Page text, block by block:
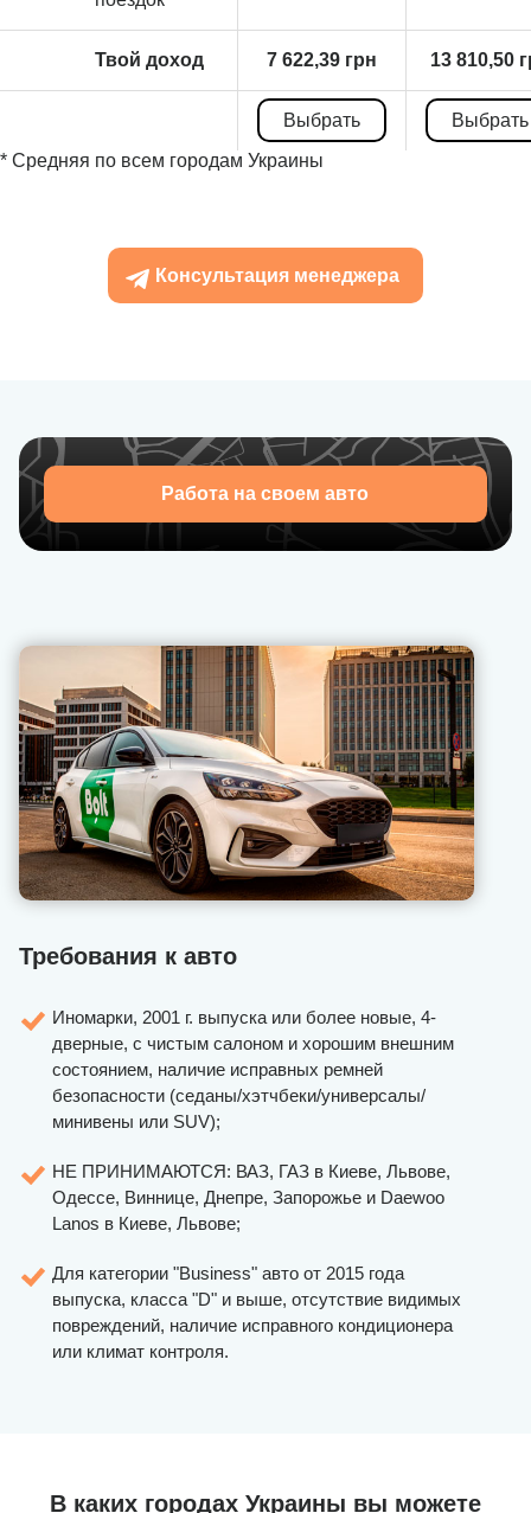
Твой доход 7 622,39 грн 13 810,50
Выбрать
Выбрать
* Средняя по всем городам Украины
Консультация менеджера
Работа на своем авто
Требования к авто
Иномарки, 2001 г. выпуска или более новые, 4-
дверные, с чистым салоном и хорошим внешним
состоянием, наличие исправных ремней
безопасности (седаны/хэтчбеки/универсалы/
минивены или SUV);
НЕ ПРИНИМАЮТСЯ: ВАЗ, ГАЗ в Киеве, Львове,
Одессе, Виннице, Днепре, Запорожье и Daewoo
Lanos в Киеве, Львове;
Для категории "Business" авто от 2015 года
выпуска, класса "D" и выше, отсутствие видимых
повреждений, наличие исправного кондиционера
или климат контроля.
В каких городах Украины вы можете